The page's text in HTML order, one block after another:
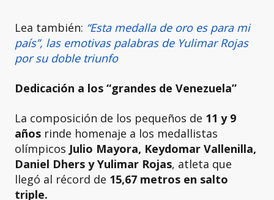
Lea también: “Esta medalla de oro es para mi
país”, las emotivas palabras de Yulimar Rojas
por su doble triunfo
Dedicación a los “grandes de Venezuela”
La composición de los pequeños de 11 y 9
años rinde homenaje a los medallistas
olímpicos Julio Mayora, Keydomar Vallenilla,
Daniel Dhers y Yulimar Rojas, atleta que
llegó al récord de 15,67 metros en salto
triple.